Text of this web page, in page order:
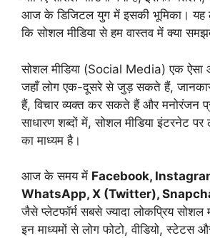
आज के डिजिटल युग में इसकी भूमिका। यह
कि सोशल मीडिया से हम वास्तव में क्या
सोशल मीडिया (Social Media) एक ऐसा
जहाँ लोग एक-दूसरे से जुड़ सकते हैं,
हैं, विचार व्यक्त कर सकते हैं और मनोरंजन
साधारण शब्दों में, सोशल मीडिया इंटरनेट पर
का माध्यम है।
आज के समय में Facebook,
WhatsApp, X (Twitter),
जैसे प्लेटफॉर्म सबसे ज्यादा लोकप्रिय सोशल
इन माध्यमों से लोग फोटो, वीडियो, स्टेटस